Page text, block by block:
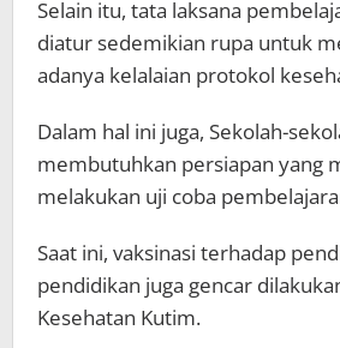
Selain itu, tata laksana
diatur sedemikian rupa untuk
adanya kelalaian protokol
Dalam hal ini juga, Sekolah-
membutuhkan persiapan yang
melakukan uji coba
Saat ini, vaksinasi terhadap
pendidikan juga gencar
Kesehatan Kutim.